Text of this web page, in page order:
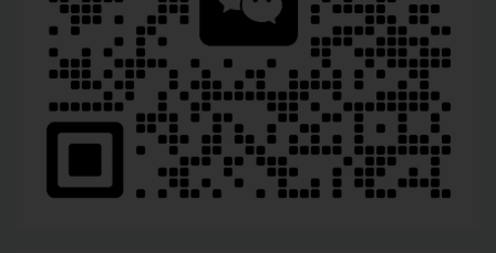
│   ├── [178M]  24-06-延迟查询.mp4
│   ├── [195M]  25- XML映射器-动态sql 01-动态
│   ├── [250M]  25-03-整合第三方缓存.mp4
│   ├── [ 65M]  26- 02-动态sql-if.mp4
│   ├── [133M]  27-03-动态sql-choose.mp4
│   ├── [122M]  28- 04-动态sql-foreach.mp4
│   ├── [ 75M]  29-05-动态sql-set.mp4
│   ├── [183M]  30-06-动态sql-bind&sql片段.mp4
│   ├── [108M]  31-07-动态sql-其他&OGNL.mp4
│   ├── [236M]  32-08-动态sql-批量插入.mp4